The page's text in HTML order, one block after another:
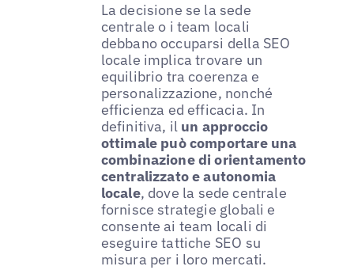
La decisione se la sede
centrale o i team locali
debbano occuparsi della SEO
locale implica trovare un
equilibrio tra coerenza e
personalizzazione, nonché
efficienza ed efficacia. In
definitiva, il un approccio
ottimale può comportare una
combinazione di orientamento
centralizzato e autonomia
locale, dove la sede centrale
fornisce strategie globali e
consente ai team locali di
eseguire tattiche SEO su
misura per i loro mercati.